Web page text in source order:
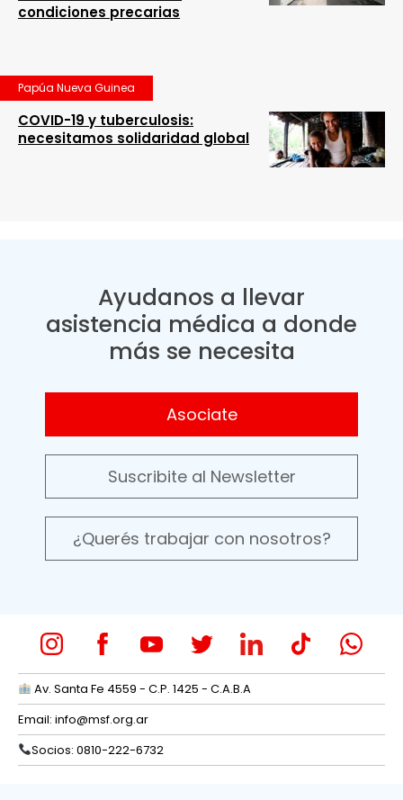
condiciones precarias
Papúa Nueva Guinea
COVID-19 y tuberculosis:
necesitamos solidaridad global
Ayudanos a llevar
asistencia médica a donde
más se necesita
Asociate
Suscribite al Newsletter
¿Querés trabajar con nosotros?
Av. Santa Fe 4559 - C.P. 1425 - C.A.B.A
Email: info@msf.org.ar
Socios: 0810-222-6732